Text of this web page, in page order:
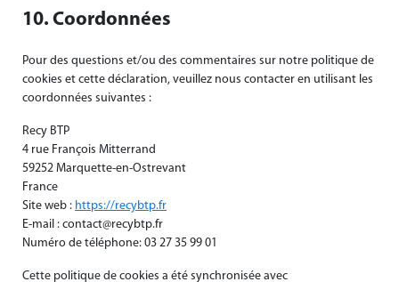
10. Coordonnées
Pour des questions et/ou des commentaires sur notre politique de
cookies et cette déclaration, veuillez nous contacter en utilisant les
coordonnées suivantes :
Recy BTP
4 rue François Mitterrand
59252 Marquette-en-Ostrevant
France
Site web : https://recybtp.fr
E-mail : contact@recybtp.fr
Numéro de téléphone: 03 27 35 99 01
Cette politique de cookies a été synchronisée avec